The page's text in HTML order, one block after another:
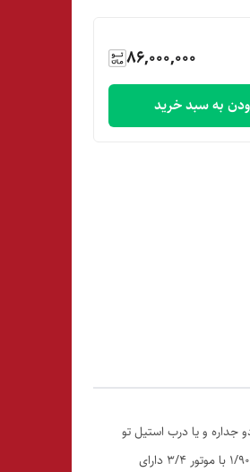
86,000,000
به سبد خرید
شیشه ای دو جداره و یا درب استیل تو
پر با بدنه استیل ۸ دهم ۴۳۰ زد زنگ لوله مسی ۱۰ با موتور امبراکو است ، این یخچال در ابعاد ۱/۲۰ باموتر ۱/۳ امبراکو نصب می‌شود در اندازه ۱/۵۰ باموتر ۱/۲ امبراکو و در اندازه ۱/۹۰ با موتور ۳/۴ دارای